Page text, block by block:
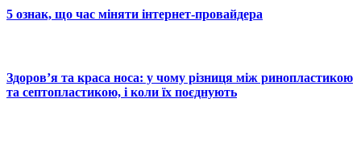
5 ознак, що час міняти інтернет-провайдера
Здоров’я та краса носа: у чому різниця між ринопластикою
та септопластикою, і коли їх поєднують